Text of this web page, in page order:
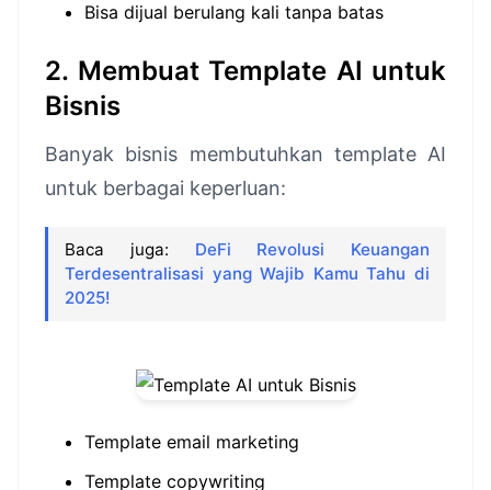
Bisa dijual berulang kali tanpa batas
2. Membuat Template AI untuk
Bisnis
Banyak bisnis membutuhkan template AI
untuk berbagai keperluan:
Baca juga: DeFi Revolusi Keuangan
Terdesentralisasi yang Wajib Kamu Tahu di
2025!
Template email marketing
Template copywriting